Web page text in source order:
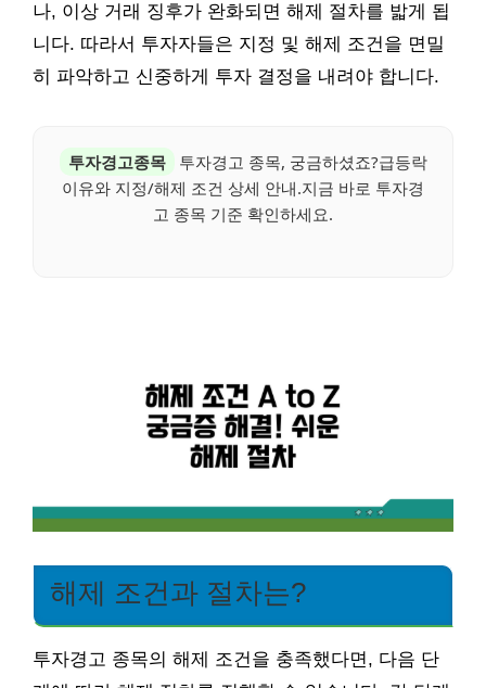
나, 이상 거래 징후가 완화되면 해제 절차를 밟게 됩
니다. 따라서 투자자들은 지정 및 해제 조건을 면밀
히 파악하고 신중하게 투자 결정을 내려야 합니다.
투자경고종목
투자경고 종목, 궁금하셨죠?급등락
이유와 지정/해제 조건 상세 안내.지금 바로 투자경
고 종목 기준 확인하세요.
해제 조건과 절차는?
투자경고 종목의 해제 조건을 충족했다면, 다음 단